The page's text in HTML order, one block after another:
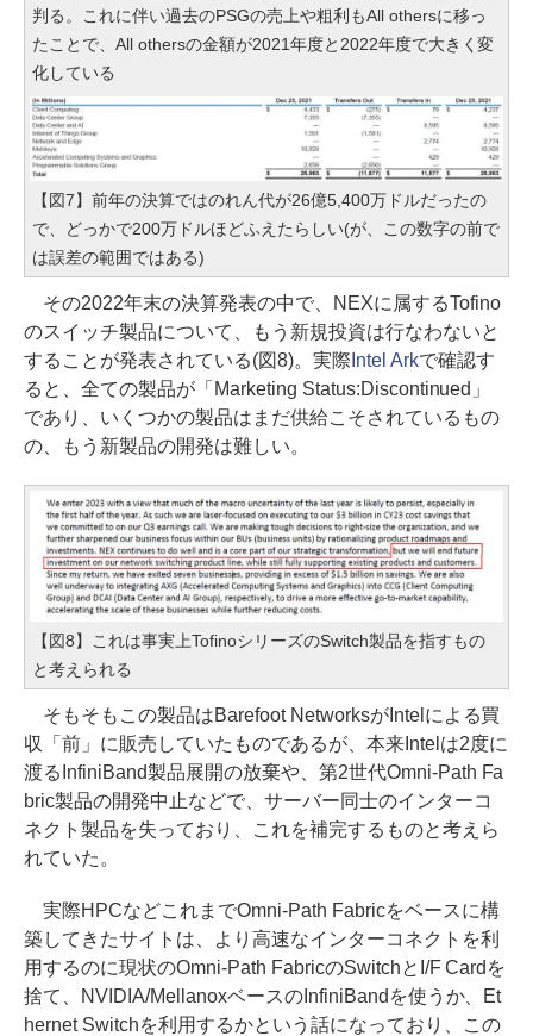
判る。これに伴い過去のPSGの売上や粗利もAll othersに移っ
たことで、All othersの金額が2021年度と2022年度で大きく変
化している
【図7】前年の決算ではのれん代が26億5,400万ドルだったの
で、どっかで200万ドルほどふえたらしい(が、この数字の前で
は誤差の範囲ではある)
その2022年末の決算発表の中で、NEXに属するTofino
のスイッチ製品について、もう新規投資は行なわないと
することが発表されている(図8)。実際 Intel Arkで確認す
ると、全ての製品が「Marketing Status:Discontinued」
であり、いくつかの製品はまだ供給こそされているもの
の、もう新製品の開発は難しい。
【図8】これは事実上TofinoシリーズのSwitch製品を指すもの
と考えられる
そもそもこの製品はBarefoot NetworksがIntelによる買
収「前」に販売していたものであるが、本来Intelは2度に
渡るInfiniBand製品展開の放棄や、第2世代Omni-Path Fa
bric製品の開発中止などで、サーバー同士のインターコ
ネクト製品を失っており、これを補完するものと考えら
れていた。
実際HPCなどこれまでOmni-Path Fabricをベースに構
築してきたサイトは、より高速なインターコネクトを利
用するのに現状のOmni-Path FabricのSwitchとI/F Cardを
捨て、NVIDIA/MellanoxベースのInfiniBandを使うか、Et
hernet Switchを利用するかという話になっており、この